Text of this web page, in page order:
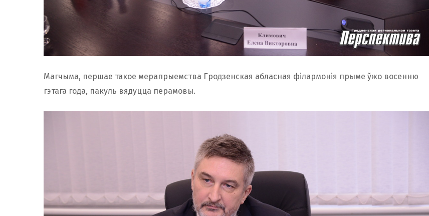
Магчыма, першае такое мерапрыемства Гродзенская абласная філармонія прыме ўжо восенню
гэтага года, пакуль вядуцца перамовы.